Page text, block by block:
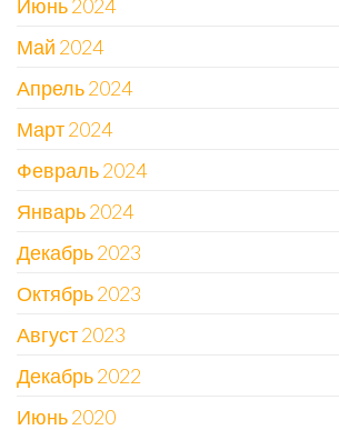
Июнь 2024
Май 2024
Апрель 2024
Март 2024
Февраль 2024
Январь 2024
Декабрь 2023
Октябрь 2023
Август 2023
Декабрь 2022
Июнь 2020